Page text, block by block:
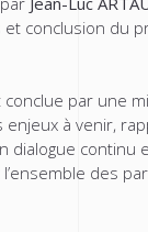
et conclusion du
conclue par une
enjeux à venir,
dialogue continu
des